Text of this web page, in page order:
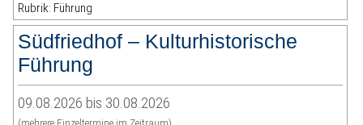
Rubrik: Führung
Südfriedhof – Kulturhistorische
Führung
09.08.2026 bis 30.08.2026